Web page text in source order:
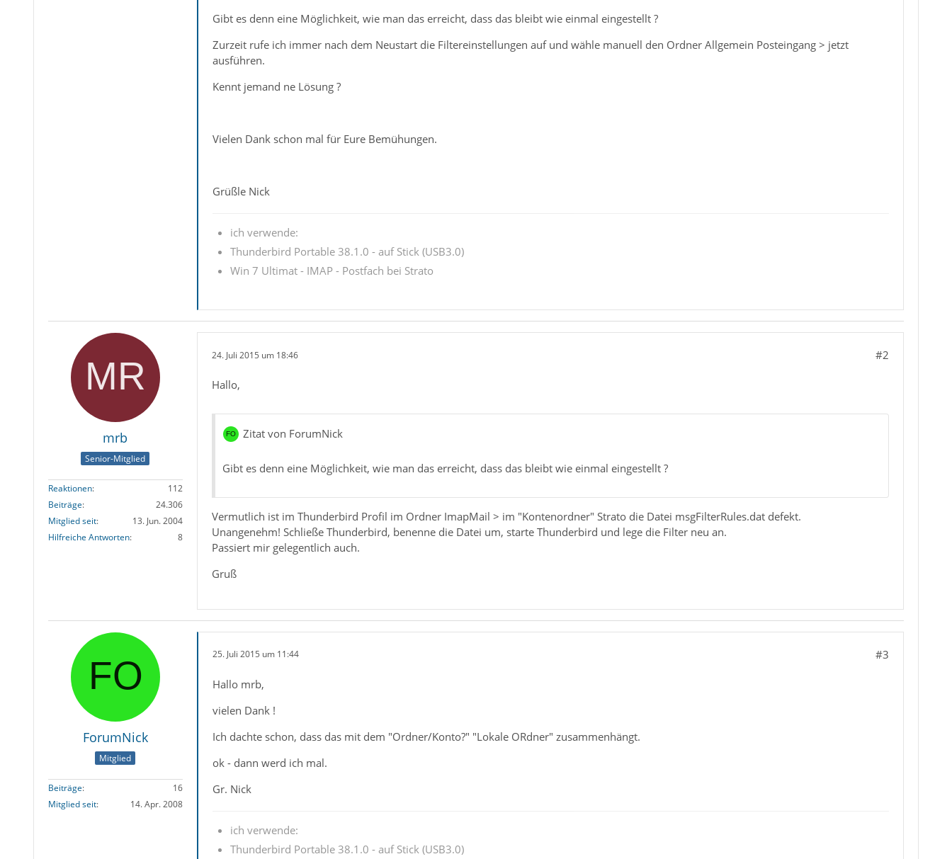
Gibt es denn eine Möglichkeit, wie man das erreicht, dass das bleibt wie einmal eingestellt ?
Zurzeit rufe ich immer nach dem Neustart die Filtereinstellungen auf und wähle manuell den Ordner Allgemein Posteingang > jetzt
ausführen.
Kennt jemand ne Lösung ?
Vielen Dank schon mal für Eure Bemühungen.
Grüßle Nick
ich verwende:
Thunderbird Portable 38.1.0 - auf Stick (USB3.0)
Win 7 Ultimat - IMAP - Postfach bei Strato
mrb
Senior-Mitglied
Reaktionen
112
Beiträge
24.306
Mitglied seit
13. Jun. 2004
Hilfreiche Antworten
8
24. Juli 2015 um 18:46 #2
Hallo,
Zitat von ForumNick
Gibt es denn eine Möglichkeit, wie man das erreicht, dass das bleibt wie einmal eingestellt ?
Vermutlich ist im Thunderbird Profil im Ordner ImapMail > im "Kontenordner" Strato die Datei msgFilterRules.dat defekt.
Unangenehm! Schließe Thunderbird, benenne die Datei um, starte Thunderbird und lege die Filter neu an.
Passiert mir gelegentlich auch.
Gruß
ForumNick
Mitglied
Beiträge
16
Mitglied seit
14. Apr. 2008
25. Juli 2015 um 11:44 #3
Hallo mrb,
vielen Dank !
Ich dachte schon, dass das mit dem "Ordner/Konto?" "Lokale ORdner" zusammenhängt.
ok - dann werd ich mal.
Gr. Nick
ich verwende:
Thunderbird Portable 38.1.0 - auf Stick (USB3.0)